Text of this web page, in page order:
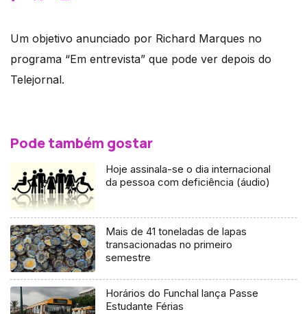
Um objetivo anunciado por Richard Marques no
programa “Em entrevista” que pode ver depois do
Telejornal.
Pode também gostar
Hoje assinala-se o dia internacional
da pessoa com deficiência (áudio)
Mais de 41 toneladas de lapas
transacionadas no primeiro
semestre
Horários do Funchal lança Passe
Estudante Férias